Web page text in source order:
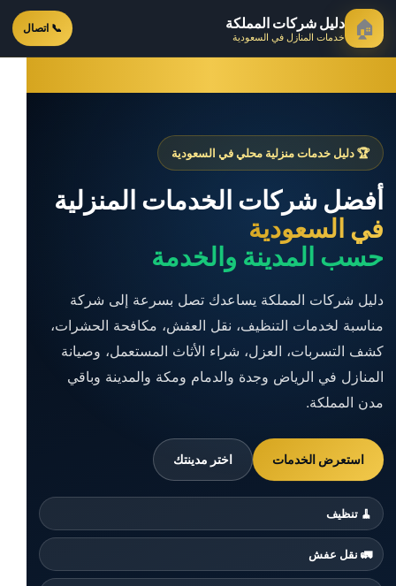
🏠 دليل شركات المملكة
خدمات المنازل في السعودية 📞 اتصال
🏆 دليل خدمات منزلية محلي في السعودية
أفضل شركات الخدمات المنزلية
في السعودية
حسب المدينة والخدمة
دليل شركات المملكة يساعدك تصل بسرعة إلى شركة
مناسبة لخدمات التنظيف، نقل العفش، مكافحة الحشرات،
كشف التسربات، العزل، شراء الأثاث المستعمل، وصيانة
المنازل في الرياض وجدة والدمام ومكة والمدينة وباقي
مدن المملكة.
استعرض الخدمات اختر مدينتك
🧹 تنظيف
🚛 نقل عفش